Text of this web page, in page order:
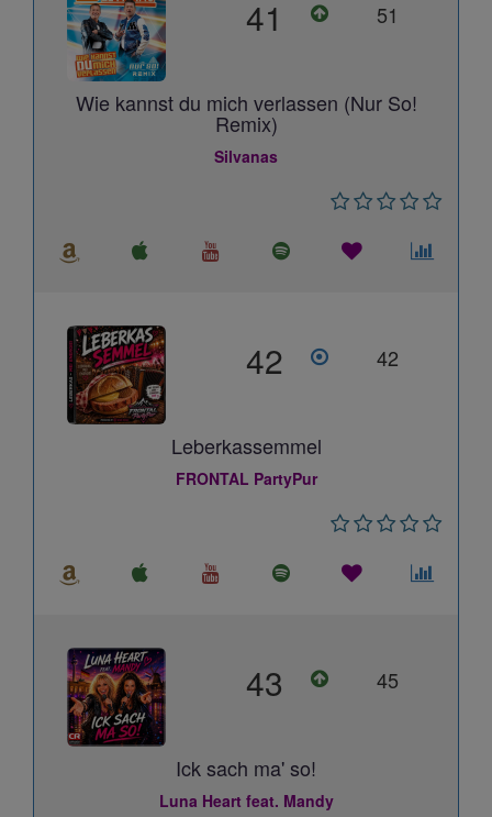
41 51
Wie kannst du mich verlassen (Nur So!
Remix)
Silvanas
42 42
Leberkassemmel
FRONTAL PartyPur
43 45
Ick sach ma' so!
Luna Heart feat. Mandy